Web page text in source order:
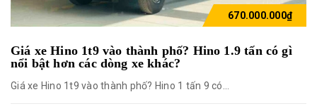
670.000.000₫
Giá xe Hino 1t9 vào thành phố? Hino 1.9 tấn có gì
nổi bật hơn các dòng xe khác?
Giá xe Hino 1t9 vào thành phố? Hino 1 tấn 9 có...